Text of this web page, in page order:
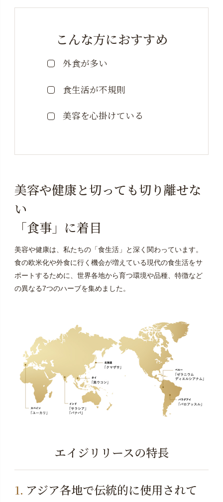
こんな方におすすめ
外食が多い
食生活が不規則
美容を心掛けている
美容や健康と切っても切り離せな
い
「食事」に着目
美容や健康は、私たちの「食生活」と深く関わっています。
食の欧米化や外食に行く機会が増えている現代の食生活をサ
ポートするために、世界各地から育つ環境や品種、特徴など
の異なる7つのハーブを集めました。
エイジリリースの特長
アジア各地で伝統的に使用されて